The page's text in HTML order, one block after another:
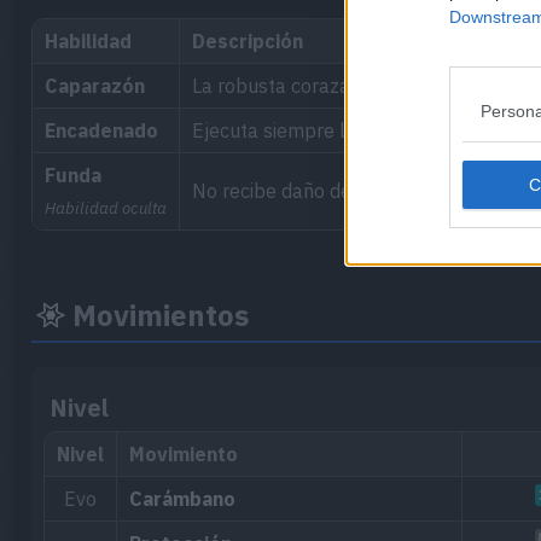
Habilidad
Descripción
Caparazón
La robusta coraza que lo protege
Encadenado
Ejecuta siempre los movimientos de
Funda
Habilidad oculta
No recibe daño de las tormentas de
Movimientos
Nivel
Nivel Movimiento
Evo
Carámbano